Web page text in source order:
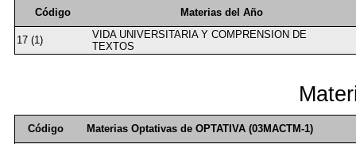
Código Materias del Año
17 (1)
VIDA UNIVERSITARIA Y COMPRENSION DE
TEXTOS
Código
Materias Optativas de OPTATIVA (03MACTM-1)